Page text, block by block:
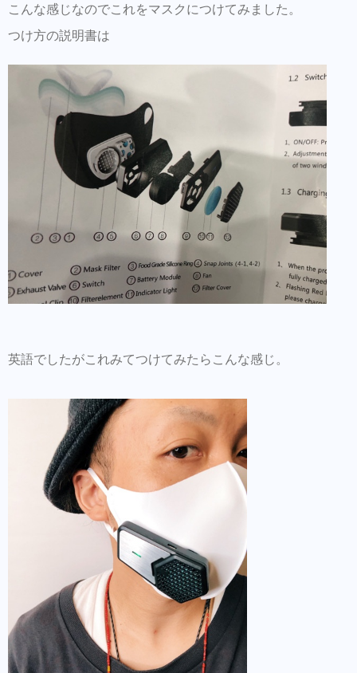
こんな感じなのでこれをマスクにつけてみました。
つけ方の説明書は
英語でしたがこれみてつけてみたらこんな感じ。